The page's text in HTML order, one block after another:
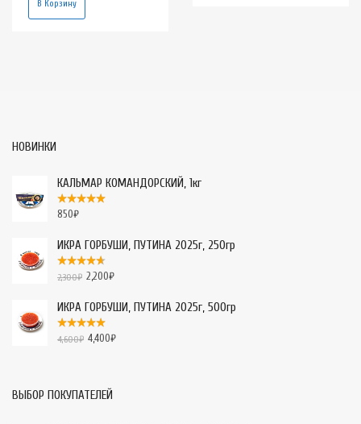
В Корзину
НОВИНКИ
КАЛЬМАР КОМАНДОРСКИЙ, 1кг
850₽
ИКРА ГОРБУШИ, ПУТИНА 2025г, 250гр
2,300₽ 2,200₽
ИКРА ГОРБУШИ, ПУТИНА 2025г, 500гр
4,600₽ 4,400₽
ВЫБОР ПОКУПАТЕЛЕЙ